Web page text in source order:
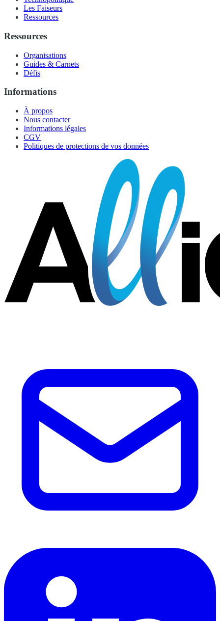
Les Faiseurs
Ressources
Ressources
Organisations
Guides & Carnets
Défis
Informations
À propos
Nous contacter
Informations légales
CGV
Politiques de protections de vos données